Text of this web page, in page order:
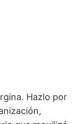
Hazlo por